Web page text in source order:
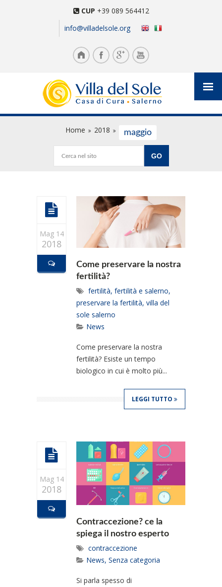
CUP +39 089 564412
info@villadelsole.org
Home 2018 maggio
Mag 14
2018
Come preservare la nostra
fertilità?
fertilità, fertilità e salerno,
preservare la fertilità, villa del
sole salerno
News
Come preservare la nostra
fertilità? Esiste un tempo
biologico in cui è molto più...
LEGGI TUTTO
Mag 14
2018
Contraccezione? ce la
spiega il nostro esperto
contraccezione
News, Senza categoria
Si parla spesso di